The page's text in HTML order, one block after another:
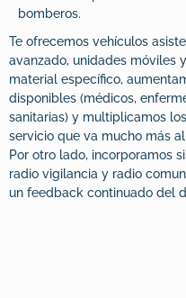
bomberos.
Te ofrecemos vehículos
avanzado, unidades móviles
material específico,
disponibles (médicos,
sanitarias) y multiplicamos
servicio que va mucho más
Por otro lado, incorporamos
radio vigilancia y radio
un feedback continuado del